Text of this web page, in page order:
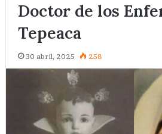
Doctor de los
Tepeaca
30 abril, 2025 258